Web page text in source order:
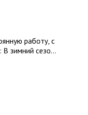
работу, с
зимний сезо...